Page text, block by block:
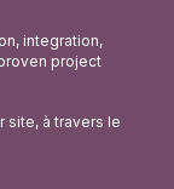
integration,
project
site, à travers le